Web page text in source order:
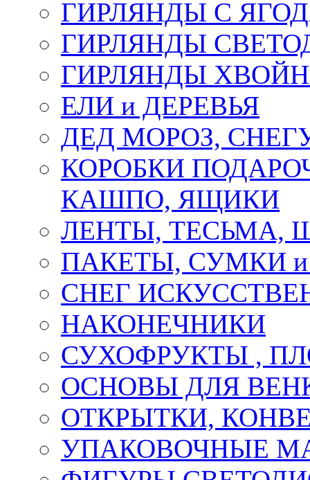
ГИРЛЯНДЫ С
ГИРЛЯНДЫ
ГИРЛЯНДЫ
ЕЛИ и ДЕРЕВЬЯ
ДЕД МОРОЗ,
КОРОБКИ
КАШПО, ЯЩИКИ
ЛЕНТЫ, ТЕСЬМА,
ПАКЕТЫ, СУМКИ
СНЕГ
НАКОНЕЧНИКИ
СУХОФРУКТЫ ,
ОСНОВЫ ДЛЯ
ОТКРЫТКИ,
УПАКОВОЧНЫЕ